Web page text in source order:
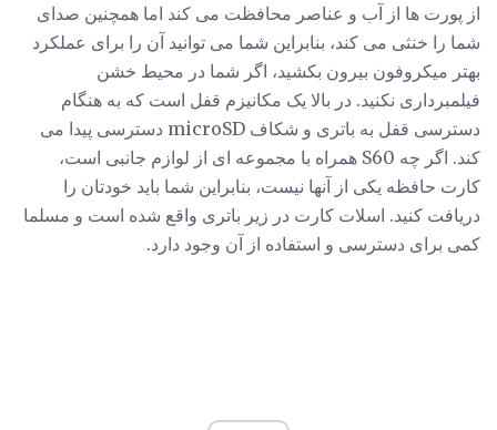
از پورت ها از آب و عناصر محافظت می کند اما همچنین صدای
شما را خنثی می کند، بنابراین شما می توانید آن را برای عملکرد
بهتر میکروفون بیرون بکشید، اگر شما در محیط خشن
فیلمبرداری نکنید. در بالا یک مکانیزم قفل است که به هنگام
دسترسی قفل به باتری و شکاف microSD دسترسی پیدا می
کند. اگر چه S60 همراه با مجموعه ای از لوازم جانبی است،
کارت حافظه یکی از آنها نیست، بنابراین شما باید خودتان را
دریافت کنید. اسلات کارت در زیر باتری واقع شده است و مسلما
کمی برای دسترسی و استفاده از آن وجود دارد.